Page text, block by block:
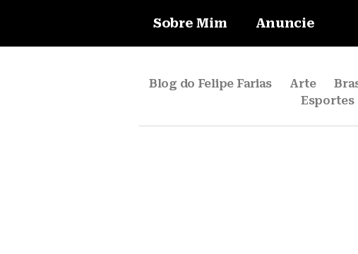
Sobre Mim Anuncie
Blog do Felipe Farias Arte
Esportes